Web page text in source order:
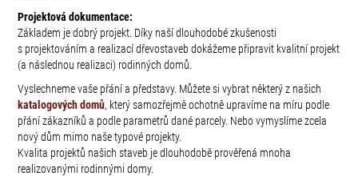
Projektová dokumentace:
Základem je dobrý projekt. Díky naší dlouhodobé zkušenosti
s projektováním a realizací dřevostaveb dokážeme připravit kvalitní projekt
(a následnou realizaci) rodinných domů.
Vyslechneme vaše přání a představy. Můžete si vybrat některý z našich
katalogových domů, který samozřejmě ochotně upravíme na míru podle
přání zákazníků a podle parametrů dané parcely. Nebo vymyslíme zcela
nový dům mimo naše typové projekty.
Kvalita projektů našich staveb je dlouhodobě prověřená mnoha
realizovanými rodinnými domy.